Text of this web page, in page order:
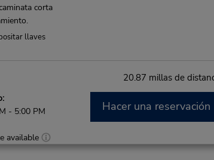
corta
llaves
20.87 millas de
- 5:00 PM
available
Hacer una reservación